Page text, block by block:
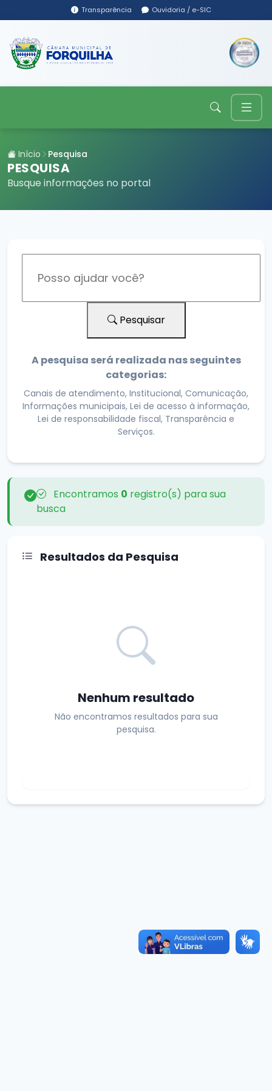
Transparência Ouvidoria / e-SIC
Início Pesquisa
PESQUISA
Busque informações no portal
Pesquisar
A pesquisa será realizada nas seguintes
categorias:
Canais de atendimento, Institucional, Comunicação,
Informações municipais, Lei de acesso à informação,
Lei de responsabilidade fiscal, Transparência e
Serviços.
Encontramos 0 registro(s) para sua
busca
Resultados da Pesquisa
Nenhum resultado
Não encontramos resultados para sua
pesquisa.